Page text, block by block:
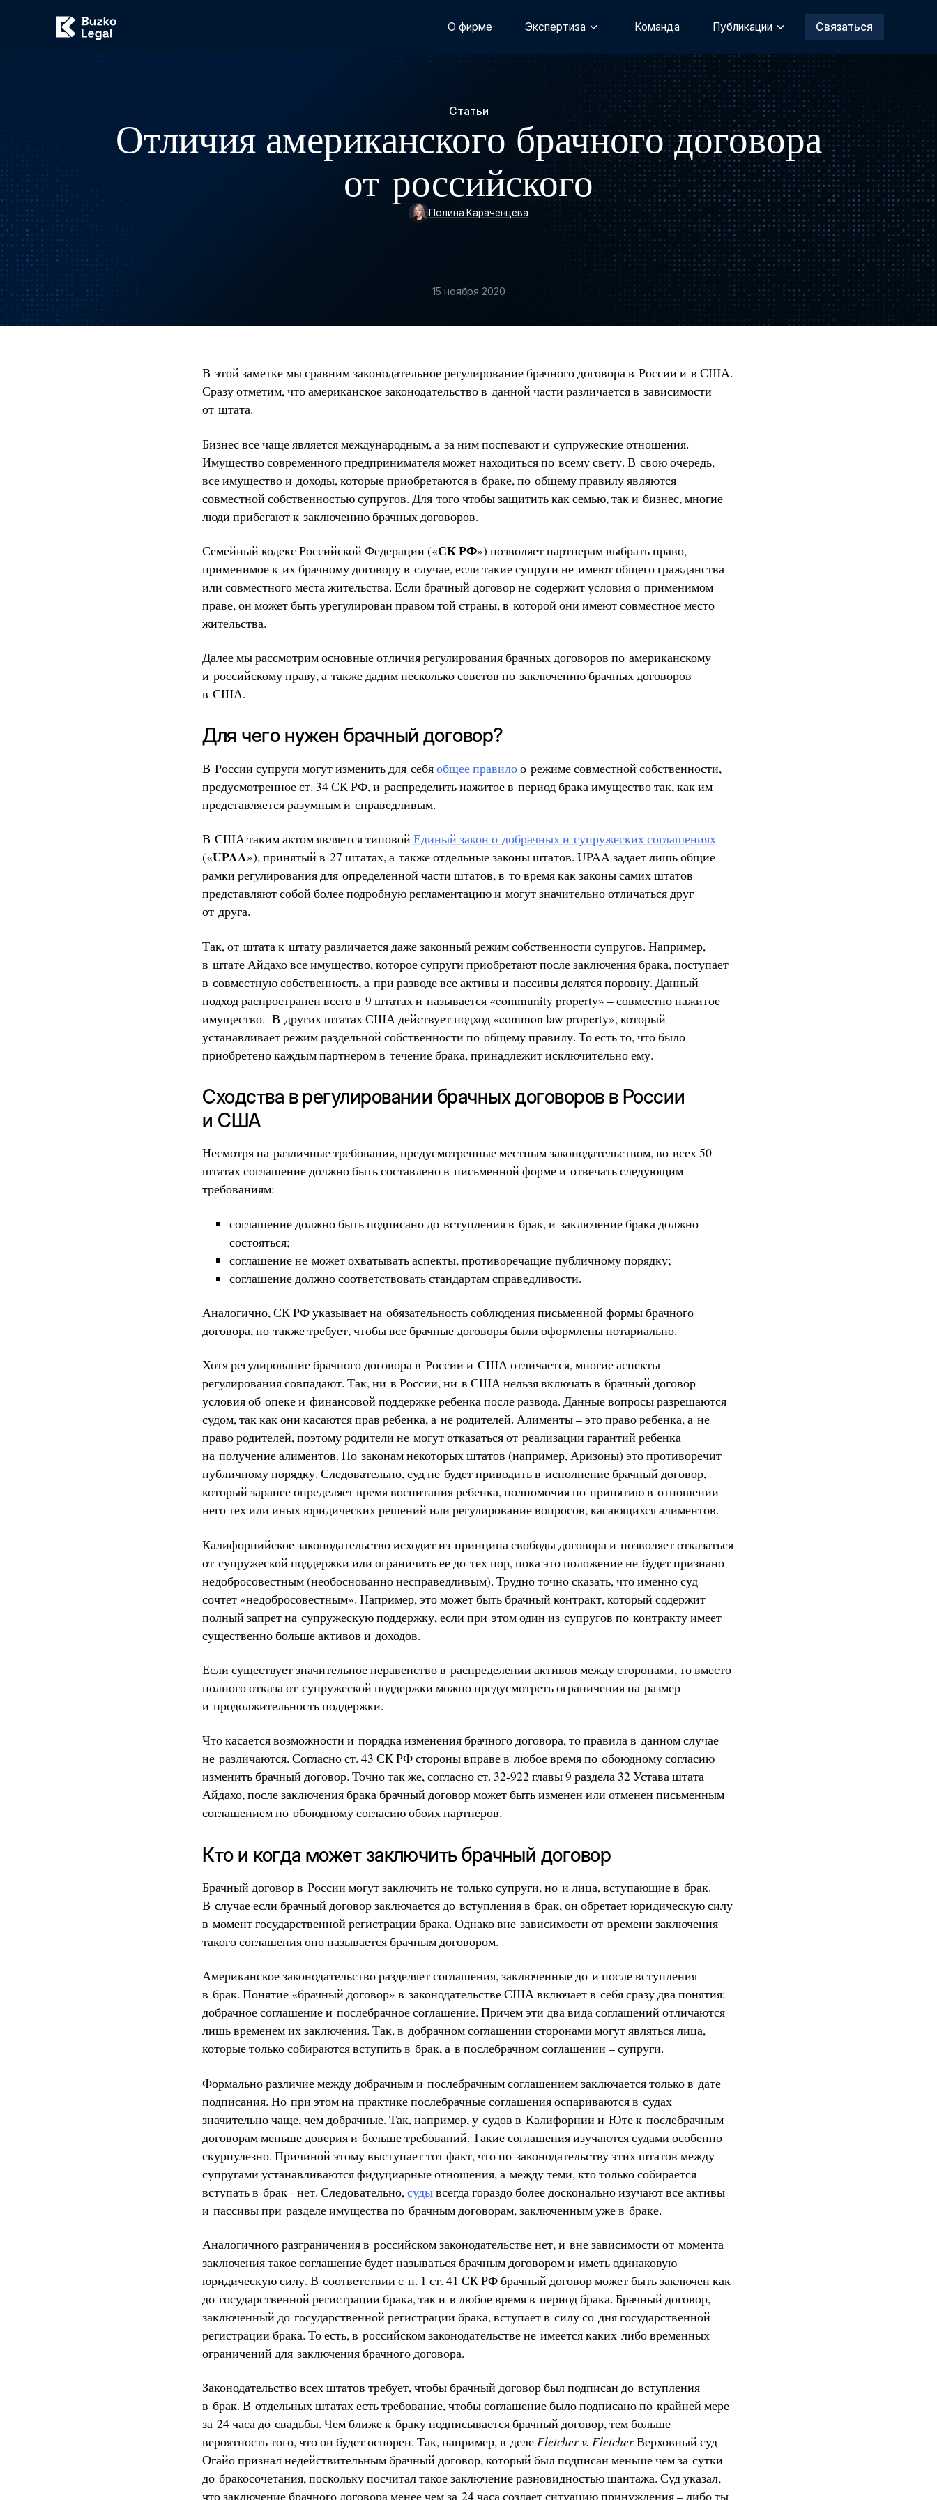
О фирме Экспертиза Команда Публикации Связаться
Статьи
Отличия американского брачного договора
от российского
Полина Караченцева
15 ноября 2020
В этой заметке мы сравним законодательное регулирование брачного договора в России и в США.
Сразу отметим, что американское законодательство в данной части различается в зависимости
от штата.
Бизнес все чаще является международным, а за ним поспевают и супружеские отношения.
Имущество современного предпринимателя может находиться по всему свету. В свою очередь,
все имущество и доходы, которые приобретаются в браке, по общему правилу являются
совместной собственностью супругов. Для того чтобы защитить как семью, так и бизнес, многие
люди прибегают к заключению брачных договоров.
Семейный кодекс Российской Федерации («СК РФ») позволяет партнерам выбрать право,
применимое к их брачному договору в случае, если такие супруги не имеют общего гражданства
или совместного места жительства. Если брачный договор не содержит условия о применимом
праве, он может быть урегулирован правом той страны, в которой они имеют совместное место
жительства.
Далее мы рассмотрим основные отличия регулирования брачных договоров по американскому
и российскому праву, а также дадим несколько советов по заключению брачных договоров
в США.
Для чего нужен брачный договор?
В России супруги могут изменить для себяобщее правилоо режиме совместной собственности,
предусмотренное ст. 34 СК РФ, и распределить нажитое в период брака имущество так, как им
представляется разумным и справедливым.
В США таким актом является типовойЕдиный закон о добрачных и супружеских соглашениях
(«UPAA»), принятый в 27 штатах, а также отдельные законы штатов. UPAA задает лишь общие
рамки регулирования для определенной части штатов, в то время как законы самих штатов
представляют собой более подробную регламентацию и могут значительно отличаться друг
от друга.
Так, от штата к штату различается даже законный режим собственности супругов. Например,
в штате Айдахо все имущество, которое супруги приобретают после заключения брака, поступает
в совместную собственность, а при разводе все активы и пассивы делятся поровну. Данный
подход распространен всего в 9 штатах и называется «community property» – совместно нажитое
имущество. В других штатах США действует подход «common law property», который
устанавливает режим раздельной собственности по общему правилу. То есть то, что было
приобретено каждым партнером в течение брака, принадлежит исключительно ему.
Сходства в регулировании брачных договоров в России
и США
Несмотря на различные требования, предусмотренные местным законодательством, во всех 50
штатах соглашение должно быть составлено в письменной форме и отвечать следующим
требованиям:
соглашение должно быть подписано до вступления в брак, и заключение брака должно
состояться;
соглашение не может охватывать аспекты, противоречащие публичному порядку;
соглашение должно соответствовать стандартам справедливости.
Аналогично, СК РФ указывает на обязательность соблюдения письменной формы брачного
договора, но также требует, чтобы все брачные договоры были оформлены нотариально.
Хотя регулирование брачного договора в России и США отличается, многие аспекты
регулирования совпадают. Так, ни в России, ни в США нельзя включать в брачный договор
условия об опеке и финансовой поддержке ребенка после развода. Данные вопросы разрешаются
судом, так как они касаются прав ребенка, а не родителей. Алименты – это право ребенка, а не
право родителей, поэтому родители не могут отказаться от реализации гарантий ребенка
на получение алиментов. По законам некоторых штатов (например, Аризоны) это противоречит
публичному порядку. Следовательно, суд не будет приводить в исполнение брачный договор,
который заранее определяет время воспитания ребенка, полномочия по принятию в отношении
него тех или иных юридических решений или регулирование вопросов, касающихся алиментов.
Калифорнийское законодательство исходит из принципа свободы договора и позволяет отказаться
от супружеской поддержки или ограничить ее до тех пор, пока это положение не будет признано
недобросовестным (необоснованно несправедливым). Трудно точно сказать, что именно суд
сочтет «недобросовестным». Например, это может быть брачный контракт, который содержит
полный запрет на супружескую поддержку, если при этом один из супругов по контракту имеет
существенно больше активов и доходов.
Если существует значительное неравенство в распределении активов между сторонами, то вместо
полного отказа от супружеской поддержки можно предусмотреть ограничения на размер
и продолжительность поддержки.
Что касается возможности и порядка изменения брачного договора, то правила в данном случае
не различаются. Согласно ст. 43 СК РФ стороны вправе в любое время по обоюдному согласию
изменить брачный договор. Точно так же, согласно ст. 32-922 главы 9 раздела 32 Устава штата
Айдахо, после заключения брака брачный договор может быть изменен или отменен письменным
соглашением по обоюдному согласию обоих партнеров.
Кто и когда может заключить брачный договор
Брачный договор в России могут заключить не только супруги, но и лица, вступающие в брак.
В случае если брачный договор заключается до вступления в брак, он обретает юридическую силу
в момент государственной регистрации брака. Однако вне зависимости от времени заключения
такого соглашения оно называется брачным договором.
Американское законодательство разделяет соглашения, заключенные до и после вступления
в брак. Понятие «брачный договор» в законодательстве США включает в себя сразу два понятия:
добрачное соглашение и послебрачное соглашение. Причем эти два вида соглашений отличаются
лишь временем их заключения. Так, в добрачном соглашении сторонами могут являться лица,
которые только собираются вступить в брак, а в послебрачном соглашении – супруги.
Формально различие между добрачным и послебрачным соглашением заключается только в дате
подписания. Но при этом на практике послебрачные соглашения оспариваются в судах
значительно чаще, чем добрачные. Так, например, у судов в Калифорнии и Юте к послебрачным
договорам меньше доверия и больше требований. Такие соглашения изучаются судами особенно
скурпулезно. Причиной этому выступает тот факт, что по законодательству этих штатов между
супругами устанавливаются фидуциарные отношения, а между теми, кто только собирается
вступать в брак - нет. Следовательно,судывсегда гораздо более досконально изучают все активы
и пассивы при разделе имущества по брачным договорам, заключенным уже в браке.
Аналогичного разграничения в российском законодательстве нет, и вне зависимости от момента
заключения такое соглашение будет называться брачным договором и иметь одинаковую
юридическую силу. В соответствии с п. 1 ст. 41 СК РФ брачный договор может быть заключен как
до государственной регистрации брака, так и в любое время в период брака. Брачный договор,
заключенный до государственной регистрации брака, вступает в силу со дня государственной
регистрации брака. То есть, в российском законодательстве не имеется каких-либо временных
ограничений для заключения брачного договора.
Законодательство всех штатов требует, чтобы брачный договор был подписан до вступления
в брак. В отдельных штатах есть требование, чтобы соглашение было подписано по крайней мере
за 24 часа до свадьбы. Чем ближе к браку подписывается брачный договор, тем больше
вероятность того, что он будет оспорен. Так, например, в делеFletcher v. FletcherВерховный суд
Огайо признал недействительным брачный договор, который был подписан меньше чем за сутки
до бракосочетания, поскольку посчитал такое заключение разновидностью шантажа. Суд указал,
что заключение брачного договора менее чем за 24 часа создает ситуацию принуждения – либо ты